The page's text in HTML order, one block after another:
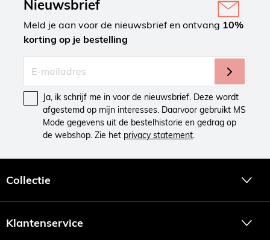
Nieuwsbrief
Meld je aan voor de nieuwsbrief en ontvang 10%
korting op je bestelling
Ja, ik schrijf me in voor de nieuwsbrief. Deze wordt
afgestemd op mijn interesses. Daarvoor gebruikt MS
Mode gegevens uit de bestelhistorie en gedrag op
de webshop. Zie het privacy statement.
Collectie
Klantenservice